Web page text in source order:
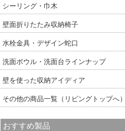
シーリング・巾木
壁面折りたたみ収納椅子
水栓金具・デザイン蛇口
洗面ボウル・洗面台ラインナップ
壁を使った収納アイディア
その他の商品一覧（リビングトップへ）
おすすめ製品